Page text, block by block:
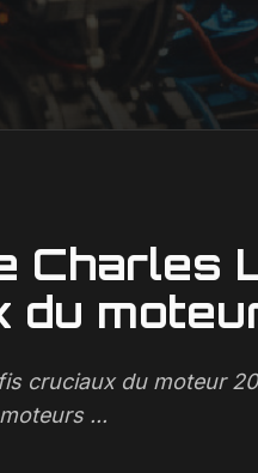
Charles
du
cruciaux du moteur
...